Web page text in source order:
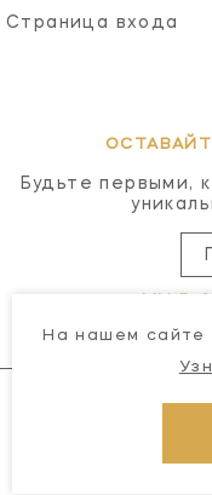
Страница входа
Будьте первыми,
© 2026
На нашем сайте